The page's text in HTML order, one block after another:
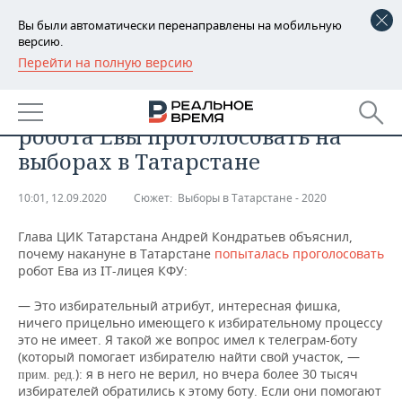
Вы были автоматически перенаправлены на мобильную
версию.
Перейти на полную версию
РЕГИОНЫ
БАШКОРТОСТАН
ТАТАРСТАН
НОВОСТИ
АНАЛИТИКА
ДЕКЛАРАЦИИ О ДОХОДАХ
КОРОЛИ ГОСЗАКАЗА ПФО
ВУЗЫ ТАТАРСТАНА
КОМУ ПРИНАДЛЕЖАТ
ТОРГОВЫЕ ЦЕНТРЫ
ТАТАРСТАНА
НОВОСТИ ЭКОНОМИКИ
ФИНАНСЫ
БАНКИ
БЮДЖЕТ
ИНВЕСТИЦИИ
ПРОМЫШЛЕННОСТЬ
НОВОСТИ
АГРОПРОМ
МАШИНОСТРОЕНИЕ
НЕДВИЖИМОСТЬ
НОВОСТИ НЕДВИЖИМОСТИ
АВТО
НОВОСТИ АВТО
БИЗНЕС
НОВОСТИ БИЗНЕСА
ТЕХНОЛОГИИ
Кондратьев объяснил попытку
робота Евы проголосовать на
выборах в Татарстане
10:01, 12.09.2020 Сюжет: Выборы в Татарстане - 2020
Глава ЦИК Татарстана Андрей Кондратьев объяснил,
почему накануне в Татарстане попыталась проголосовать
робот Ева из IT-лицея КФУ:
— Это избирательный атрибут, интересная фишка,
ничего прицельно имеющего к избирательному процессу
это не имеет. Я такой же вопрос имел к телеграм-боту
(который помогает избирателю найти свой участок, —
прим. ред.): я в него не верил, но вчера более 30 тысяч
избирателей обратились к этому боту. Если они помогают